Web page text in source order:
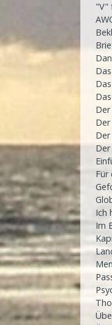
"V"
Der
Für
Ich
Im